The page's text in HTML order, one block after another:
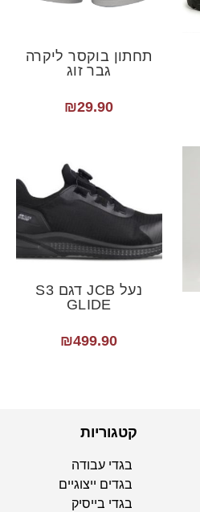
תחתון בוקסר ליקרה
גבר זוג
₪29.90
נעל JCB דגם S3
GLIDE
₪499.90
קטגוריות
בגדי עבודה
בגדים ייצוגיים
בגדי בייסיק